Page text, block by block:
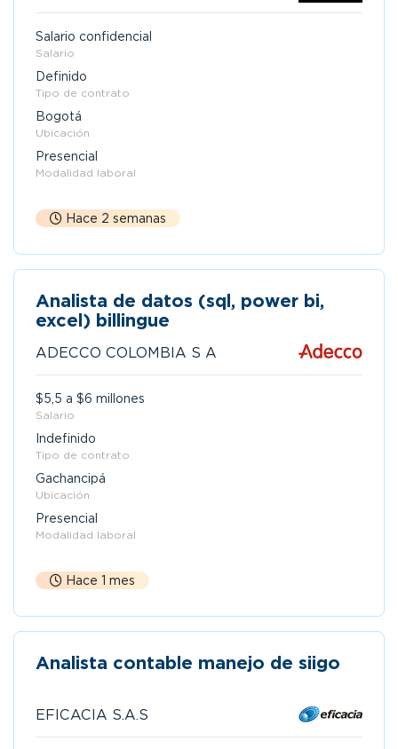
Salario confidencial
Salario
Definido
Tipo de contrato
Bogotá
Ubicación
Presencial
Modalidad laboral
Hace 2 semanas
Analista de datos (sql, power bi,
excel) billingue
ADECCO COLOMBIA S A
$5,5 a $6 millones
Salario
Indefinido
Tipo de contrato
Gachancipá
Ubicación
Presencial
Modalidad laboral
Hace 1 mes
Analista contable manejo de siigo
EFICACIA S.A.S